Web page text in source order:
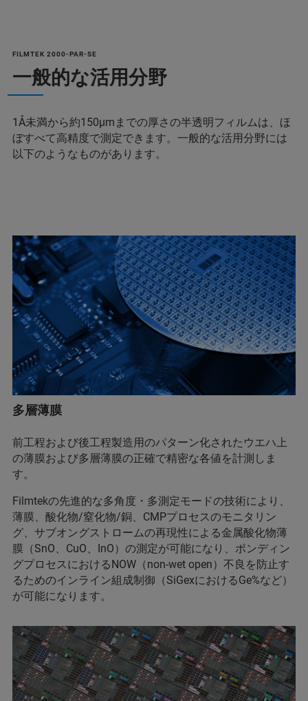
FILMTEK 2000-PAR-SE
一般的な活用分野
1Å未満から約150µmまでの厚さの半透明フィルムは、ほ
ぼすべて高精度で測定できます。一般的な活用分野には
以下のようなものがあります。
多層薄膜
前工程および後工程製造用のパターン化されたウエハ上
の薄膜および多層薄膜の正確で精密な各値を計測しま
す。
Filmtekの先進的な多角度・多測定モードの技術により、
薄膜、酸化物/窒化物/銅、CMPプロセスのモニタリン
グ、サブオングストロームの再現性による金属酸化物薄
膜（SnO、CuO、InO）の測定が可能になり、ボンディン
グプロセスにおけるNOW（non-wet open）不良を防止す
るためのインライン組成制御（SiGexにおけるGe%など）
が可能になります。